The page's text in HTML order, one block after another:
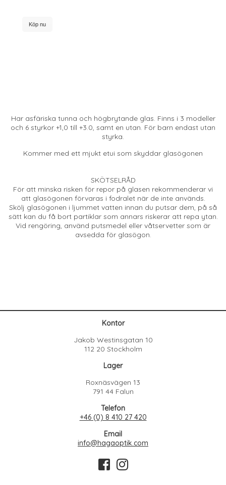
Köp nu
Har asfäriska tunna och högbrytande glas. Finns i 3 modeller
och 6 styrkor +1,0 till +3.0, samt en utan. För barn endast utan
styrka.
Kommer med ett mjukt etui som skyddar glasögonen
SKÖTSELRÅD
För att minska risken för repor på glasen rekommenderar vi
att glasögonen förvaras i fodralet när de inte används.
Skölj glasögonen i ljummet vatten innan du putsar dem, på så
sätt kan du få bort partiklar som annars riskerar att repa ytan.
Vid rengöring, använd putsmedel eller våtservetter som är
avsedda för glasögon.
Kontor
Jakob Westinsgatan 10
112 20 Stockholm
Lager
Roxnäsvägen 13
791 44 Falun
Telefon
+46 (0) 8 410 27 420
Email
info@hagaoptik.com